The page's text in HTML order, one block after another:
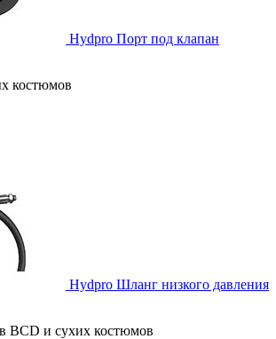
Hydpro Порт под клапан
костюмов
Hydpro Шланг низкого давления
BCD и сухих костюмов